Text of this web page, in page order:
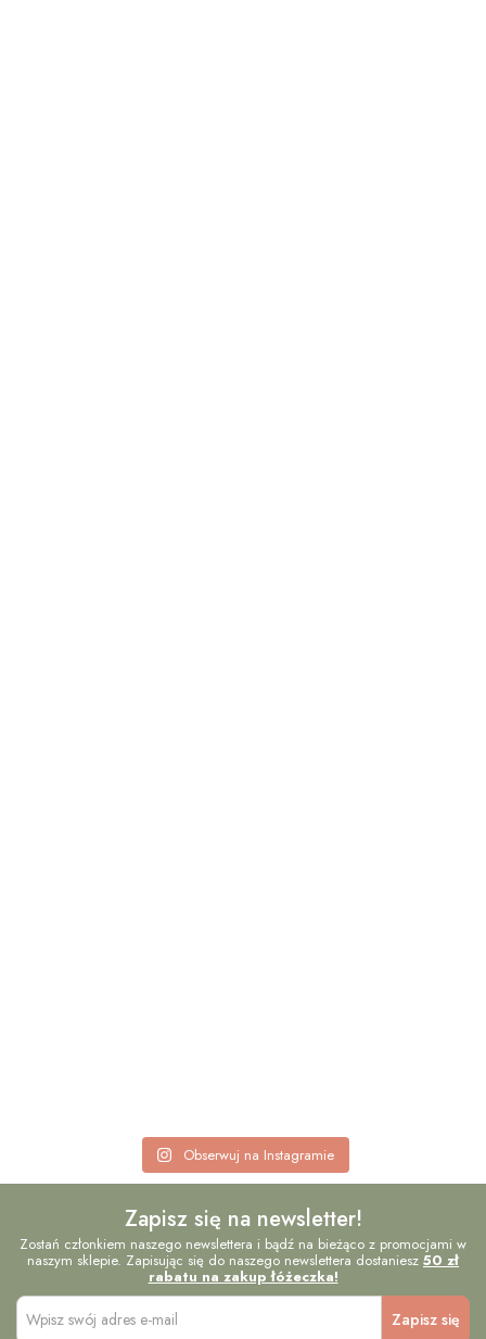
Obserwuj na Instagramie
Zapisz się na newsletter!
Zostań członkiem naszego newslettera i bądź na bieżąco z promocjami w
naszym sklepie. Zapisując się do naszego newslettera dostaniesz 50 zł
rabatu na zakup łóżeczka!